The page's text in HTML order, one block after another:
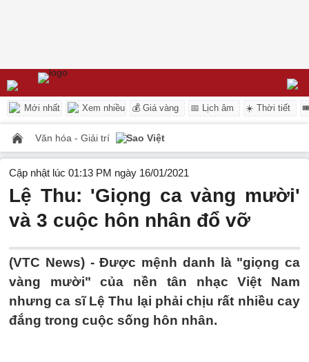
Mới nhất Xem nhiều 💰 Giá vàng 📅 Lịch âm ☀️ Thời tiết
Văn hóa - Giải trí Sao Việt
Cập nhật lúc 01:13 PM ngày 16/01/2021
Lệ Thu: 'Giọng ca vàng mười'
và 3 cuộc hôn nhân đổ vỡ
(VTC News) -Được mệnh danh là "giọng ca
vàng mười" của nền tân nhạc Việt Nam
nhưng ca sĩ Lệ Thu lại phải chịu rất nhiều cay
đắng trong cuộc sống hôn nhân.